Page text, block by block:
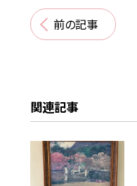
前の記事
関連記事